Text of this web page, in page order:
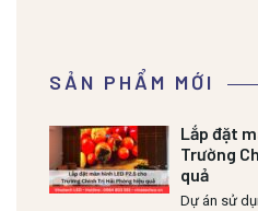
SẢN PHẨM MỚI
Lắp đặt
Trường
quả
Dự án sử